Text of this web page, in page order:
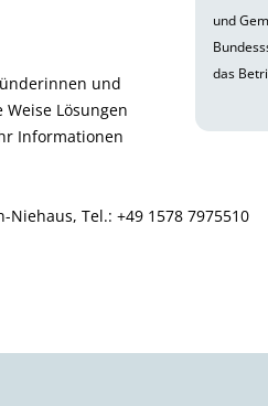
und
das
und
Lösungen
Informationen
Niehaus, Tel.: +49 1578 7975510